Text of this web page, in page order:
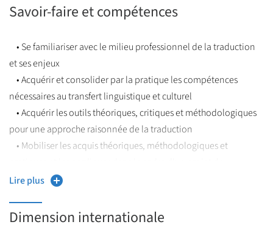
Savoir-faire et compétences
• Se familiariser avec le milieu professionnel de la traduction
et ses enjeux
• Acquérir et consolider par la pratique les compétences
nécessaires au transfert linguistique et culturel
• Acquérir les outils théoriques, critiques et méthodologiques
pour une approche raisonnée de la traduction
• Mobiliser les acquis théoriques, méthodologiques et
traduction et/ou de recherche
Lire plus
Dimension internationale